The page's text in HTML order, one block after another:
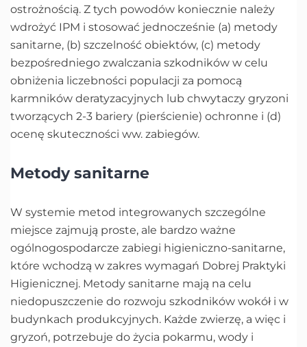
ostrożnością. Z tych powodów koniecznie należy
wdrożyć IPM i stosować jednocześnie (a) metody
sanitarne, (b) szczelność obiektów, (c) metody
bezpośredniego zwalczania szkodników w celu
obniżenia liczebności populacji za pomocą
karmników deratyzacyjnych lub chwytaczy gryzoni
tworzących 2-3 bariery (pierścienie) ochronne i (d)
ocenę skuteczności ww. zabiegów.
Metody sanitarne
W systemie metod integrowanych szczególne
miejsce zajmują proste, ale bardzo ważne
ogólnogospodarcze zabiegi higieniczno-sanitarne,
które wchodzą w zakres wymagań Dobrej Praktyki
Higienicznej. Metody sanitarne mają na celu
niedopuszczenie do rozwoju szkodników wokół i w
budynkach produkcyjnych. Każde zwierzę, a więc i
gryzoń, potrzebuje do życia pokarmu, wody i